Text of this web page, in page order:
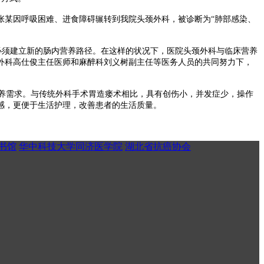
呼吸困难、进食障碍辗转到我院头颈外科，被诊断为“肺部感染、
立新的肠内营养路径。在这样的状况下，医院头颈外科与临床营养
高仕俊主任医师和麻醉科刘义树副主任等医务人员的共同努力下，
求。与传统外科手术胃造瘘术相比，具有创伤小，并发症少，操作
更便于生活护理，改善患者的生活质量。
馆 华中科技大学同济医学院 湖北省抗癌协会